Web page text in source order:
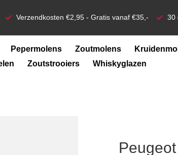
Verzendkosten €2,95 - Gratis vanaf €35,- 30
Pepermolens Zoutmolens
Zoutstrooiers Whiskyglazen